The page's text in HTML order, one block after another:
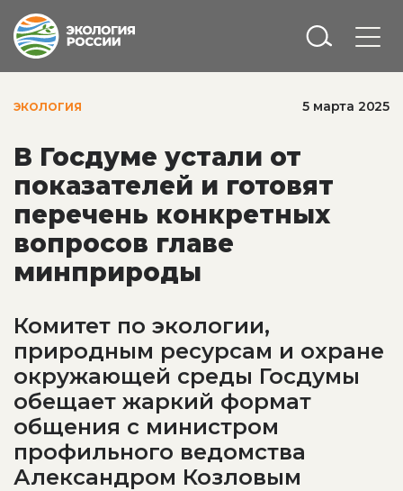
ЭКОЛОГИЯ 5 марта 2025
В Госдуме устали от
показателей и готовят
перечень конкретных
вопросов главе
минприроды
Комитет по экологии,
природным ресурсам и охране
окружающей среды Госдумы
обещает жаркий формат
общения с министром
профильного ведомства
Александром Козловым